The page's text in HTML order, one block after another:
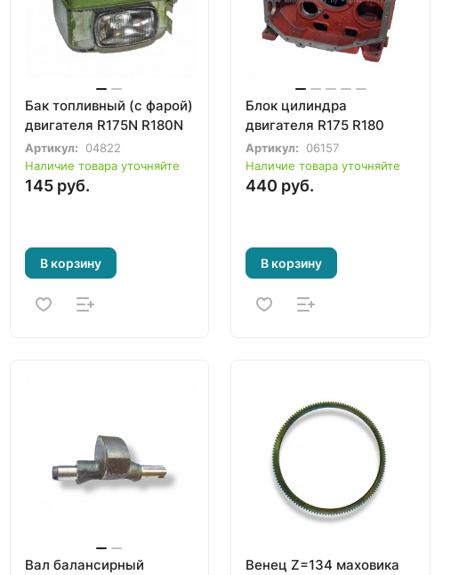
Бак топливный (с фарой)
двигателя R175N R180N
Артикул:
04822
Наличие товара уточняйте
145 руб.
В корзину
Блок цилиндра
двигателя R175 R180
Артикул:
06157
Наличие товара уточняйте
440 руб.
В корзину
Вал балансирный
Венец Z=134 маховика